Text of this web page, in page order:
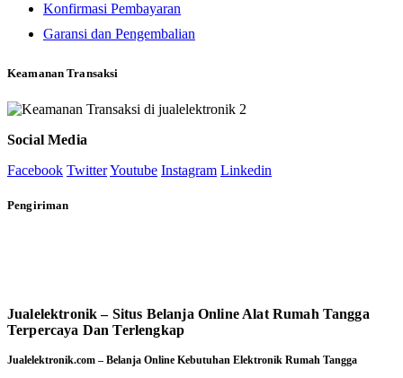
Konfirmasi Pembayaran
Garansi dan Pengembalian
Keamanan Transaksi
Social Media
Facebook TwitterYoutube Instagram Linkedin
Pengiriman
Jualelektronik – Situs Belanja Online Alat Rumah Tangga
Terpercaya Dan Terlengkap
Jualelektronik.com – Belanja Online Kebutuhan Elektronik Rumah Tangga